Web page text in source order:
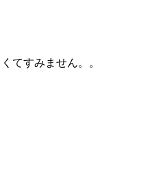
てすみません。。